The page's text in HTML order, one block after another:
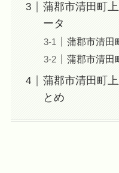
蒲郡市清田町
ータ
蒲郡市清田
蒲郡市清田
蒲郡市清田町
とめ